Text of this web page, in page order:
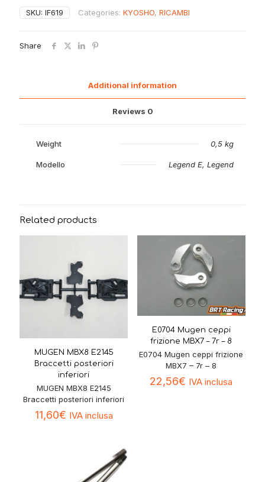
Carrozzeria
e
MP10
SKU: IF619 Categories: KYOSHO, RICAMBI
Share
Additional information
Reviews 0
Weight 0,5 kg
Modello Legend E, Legend
Related products
MUGEN MBX8 E2145
Braccetti posteriori
inferiori
MUGEN MBX8 E2145
Braccetti posteriori inferiori
11,60€ IVA inclusa
E0704 Mugen ceppi
frizione MBX7 – 7r – 8
E0704 Mugen ceppi frizione
MBX7 – 7r – 8
22,56€ IVA inclusa